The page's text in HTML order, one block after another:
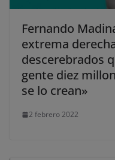
Fernando
extrema
descerebrados
gente diez
se lo crean»
2 febrero 2022